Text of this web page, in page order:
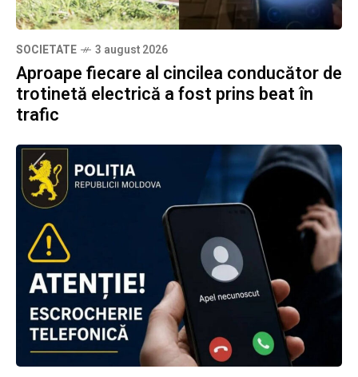
SOCIETATE 3 august 2026
Aproape fiecare al cincilea conducător de
trotinetă electrică a fost prins beat în
trafic